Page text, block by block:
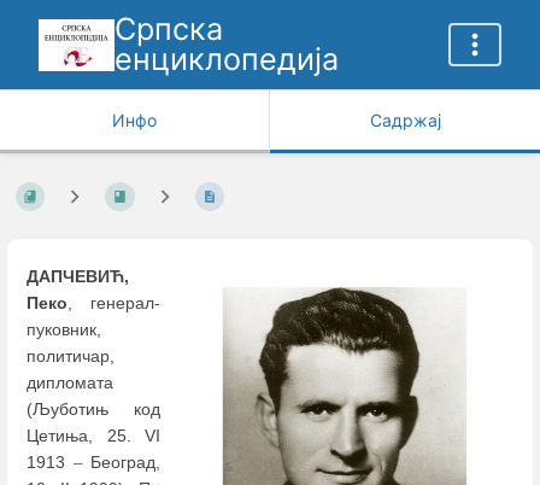
Српска
енциклопедија
Инфо Садржај
ДАПЧЕВИЋ,
Пеко, генерал-
пуковник,
политичар,
дипломата
(Љуботињ код
Цетиња, 25. VI
1913 –Београд,